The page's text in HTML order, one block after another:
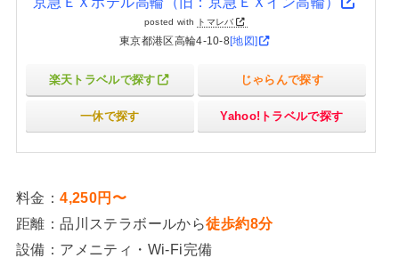
posted with トマレバ
東京都港区高輪4-10-8[地図]
楽天トラベルで探す じゃらんで探す
一休で探す Yahoo!トラベルで探す
料金：4,250円〜
距離：品川ステラボールから徒歩約8分
設備：アメニティ・Wi-Fi完備